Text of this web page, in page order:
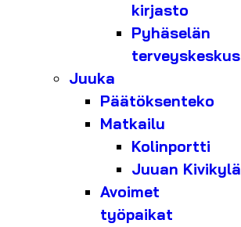
kirjasto
Pyhäselän
terveyskeskus
Juuka
Päätöksenteko
Matkailu
Kolinportti
Juuan Kivikylä
Avoimet
työpaikat